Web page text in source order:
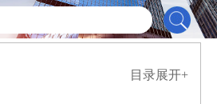
目录展开+